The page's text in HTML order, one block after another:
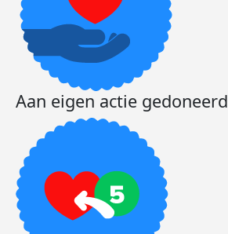
Aan eigen actie gedoneerd